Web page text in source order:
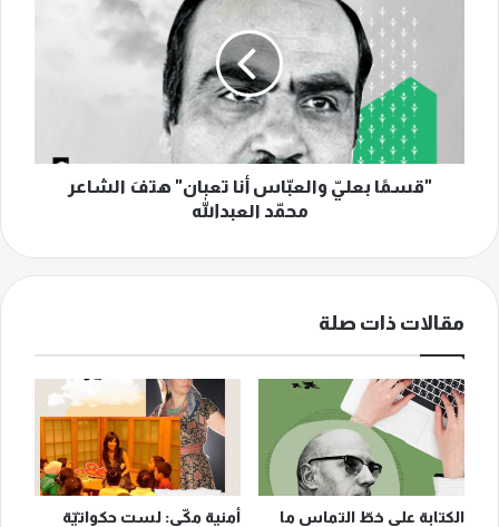
هتفَ
العبدالله
"قسمًا بعليّ والعبّاس أنا تعبان" هتفَ الشاعر
محمّد العبدالله
مقالات ذات صلة
الكتابة على خطّ التماس ما
أمنية مكّي: لست حكواتيّة